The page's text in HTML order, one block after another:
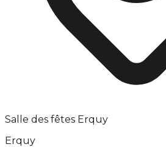
Salle des fêtes Erquy
Erquy